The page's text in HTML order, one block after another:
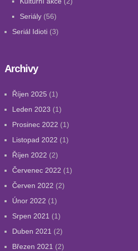
Seriály(56)
Seriál Idioti(3)
Archivy
Říjen 2025 (1)
Leden 2023 (1)
Prosinec 2022 (1)
Listopad 2022 (1)
Říjen 2022 (2)
Červenec 2022 (1)
Červen 2022 (2)
Únor 2022 (1)
Srpen 2021 (1)
Duben 2021 (2)
Březen 2021 (2)